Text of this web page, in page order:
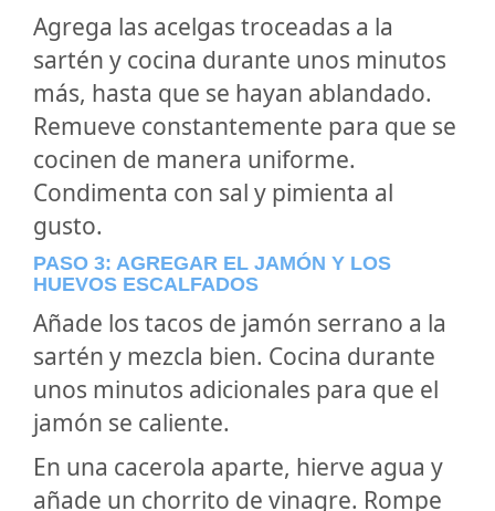
Agrega las acelgas troceadas a la
sartén y cocina durante unos minutos
más, hasta que se hayan ablandado.
Remueve constantemente para que se
cocinen de manera uniforme.
Condimenta con sal y pimienta al
gusto.
PASO 3: AGREGAR EL JAMÓN Y LOS
HUEVOS ESCALFADOS
Añade los tacos de jamón serrano a la
sartén y mezcla bien. Cocina durante
unos minutos adicionales para que el
jamón se caliente.
En una cacerola aparte, hierve agua y
añade un chorrito de vinagre. Rompe